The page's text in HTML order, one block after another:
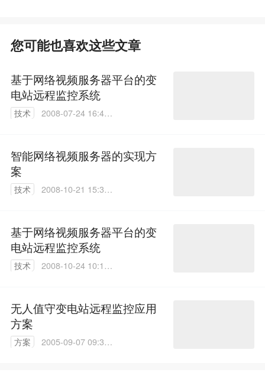
您可能也喜欢这些文章
基于网络视频服务器平台的变
电站远程监控系统
技术
2008-07-24 16:48:
智能网络视频服务器的实现方
案
技术
2008-10-21 15:31:
基于网络视频服务器平台的变
电站远程监控系统
技术
2008-10-24 10:11:
无人值守变电站远程监控应用
方案
方案
2005-09-07 09:32: